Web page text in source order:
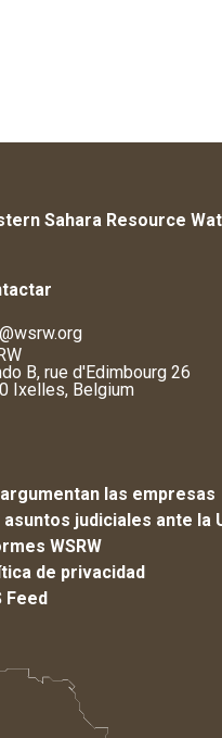
Sahara Resource
B, rue d'Edimbourg 26
Ixelles, Belgium
las empresas
asuntos judiciales ante la
WSRW
de privacidad
Feed